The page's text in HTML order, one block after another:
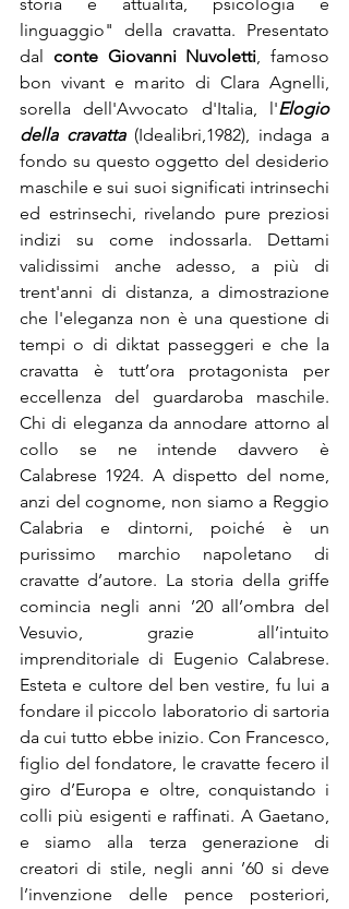
linguaggio" della cravatta. Presentato
dal conte Giovanni Nuvoletti, famoso
bon vivant e marito di Clara Agnelli,
sorella dell'Avvocato d'Italia, l'Elogio
della cravatta (Idealibri,1982), indaga a
fondo su questo oggetto del desiderio
maschile e sui suoi significati intrinsechi
ed estrinsechi, rivelando pure preziosi
indizi su come indossarla. Dettami
validissimi anche adesso, a più di
trent'anni di distanza, a dimostrazione
che l'eleganza non è una questione di
tempi o di diktat passeggeri e che la
cravatta è tutt’ora protagonista per
eccellenza del guardaroba maschile.
Chi di eleganza da annodare attorno al
collo se ne intende davvero è
Calabrese 1924. A dispetto del nome,
anzi del cognome, non siamo a Reggio
Calabria e dintorni, poiché è un
purissimo marchio napoletano di
cravatte d’autore. La storia della griffe
comincia negli anni ’20 all’ombra del
Vesuvio, grazie all’intuito
imprenditoriale di Eugenio Calabrese.
Esteta e cultore del ben vestire, fu lui a
fondare il piccolo laboratorio di sartoria
da cui tutto ebbe inizio. Con Francesco,
figlio del fondatore, le cravatte fecero il
giro d’Europa e oltre, conquistando i
colli più esigenti e raffinati. A Gaetano,
e siamo alla terza generazione di
creatori di stile, negli anni ’60 si deve
l’invenzione delle pence posteriori,